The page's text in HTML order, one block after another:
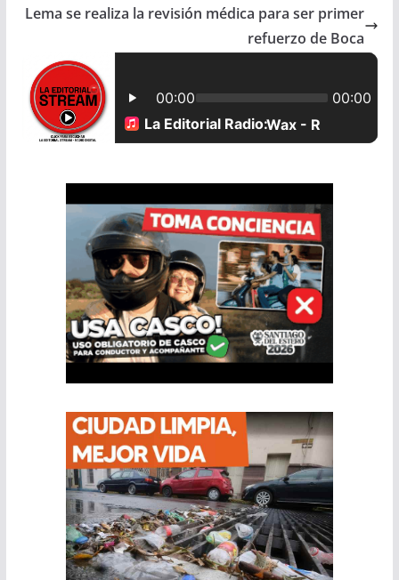
o
k
Lema se realiza la revisión médica para ser primer
refuerzo de Boca